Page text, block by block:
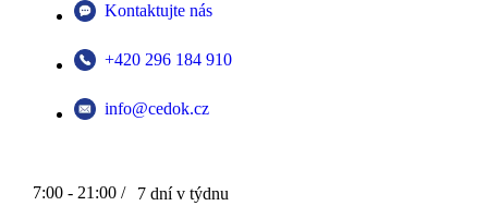
Kontaktujte nás
+420 296 184 910
info@cedok.cz
7:00 - 21:00 / 7 dní v týdnu